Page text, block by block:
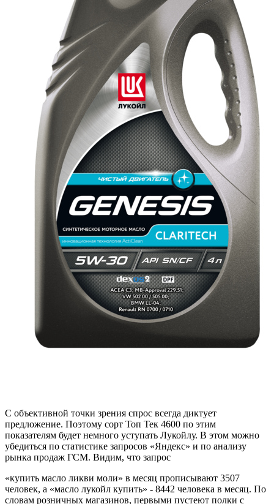
С объективной точки зрения спрос всегда диктует
предложение. Поэтому сорт Топ Тек 4600 по этим
показателям будет немного уступать Лукойлу. В этом можно
убедиться по статистике запросов «Яндекс» и по анализу
рынка продаж ГСМ. Видим, что запрос
«купить масло ликви моли» в месяц прописывают 3507
человек, а «масло лукойл купить» - 8442 человека в месяц. По
словам розничных магазинов, первыми пустеют полки с